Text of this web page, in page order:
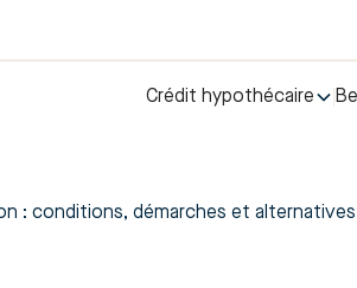
Crédit hypothécaire
: conditions, démarches et